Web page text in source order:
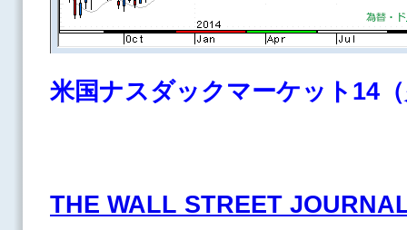
米国ナスダックマーケット14
THE WALL STREET